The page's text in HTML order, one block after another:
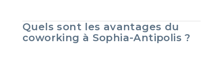
Quels sont les avantages du
coworking à Sophia-Antipolis ?